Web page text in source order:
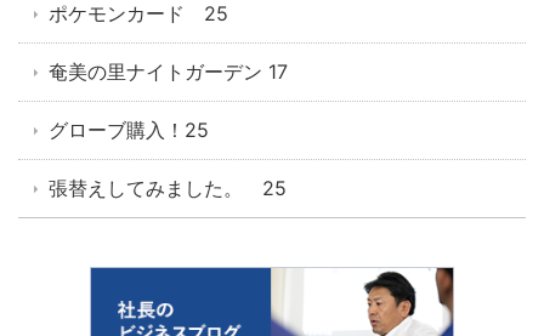
ポケモンカード 25
奄美の里ナイトガーデン 17
グローブ購入！25
張替えしてみました。 25